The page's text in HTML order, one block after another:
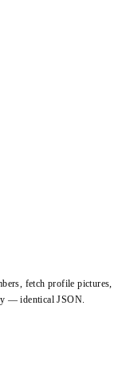
fetch profile pictures,
— identical JSON.